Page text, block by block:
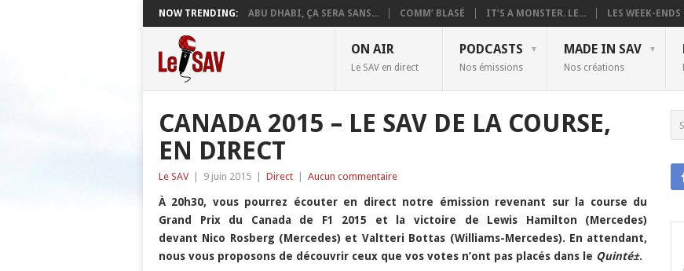
NOW TRENDING: ABU DHABI, ÇA SERA SANS... COMM’ BLASÉ IT’S A MONSTER. LE... LES WEEK-
ON AIR
Le SAV en direct
PODCASTS
Nos émissions
MADE IN SAV
Nos créations
CANADA 2015 – LE SAV DE LA COURSE,
EN DIRECT
Le SAV 9 juin 2015 Direct Aucun commentaire
À 20h30, vous pourrez écouter en direct notre émission revenant sur la course du
Grand Prix du Canada de F1 2015 et la victoire de Lewis Hamilton (Mercedes)
devant Nico Rosberg (Mercedes) et Valtteri Bottas (Williams-Mercedes). En attendant,
nous vous proposons de découvrir ceux que vos votes n’ont pas placés dans le Quinté±.